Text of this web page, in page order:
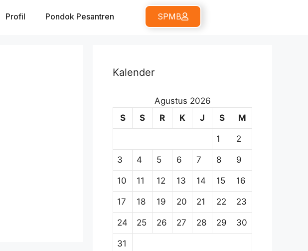
Profil Pondok Pesantren SPMB
Kalender
Agustus 2026
S
S R K J S M
1 2
3 4 5 6 7 8 9
10 11 12 13 14 15 16
17 18 19 20 21 22 23
24 25 26 27 28 29 30
31